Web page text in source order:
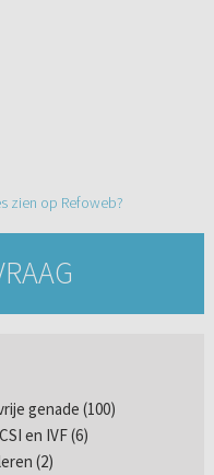
zien op Refoweb?
genade (100)
en IVF (6)
(2)